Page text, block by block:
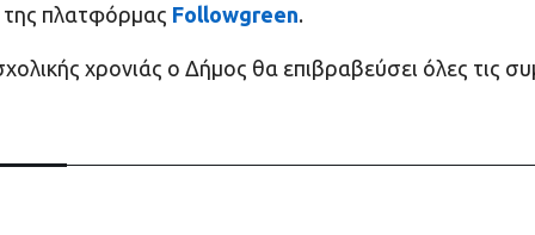
της πλατφόρμας Followgreen.
χρονιάς ο Δήμος θα επιβραβεύσει όλες τις